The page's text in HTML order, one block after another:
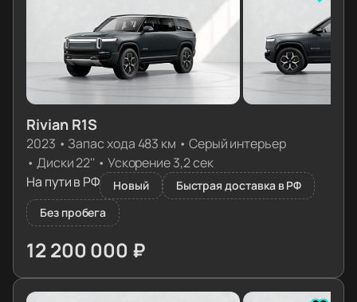
Rivian R1S
2023 • Запас хода 483 км • Серый интерьер
• Диски 22'' • Ускорение 3,2 сек
На пути в РФ
Новый
Быстрая доставка в РФ
Без пробега
12 200 000 ₽
≈ 122 365€